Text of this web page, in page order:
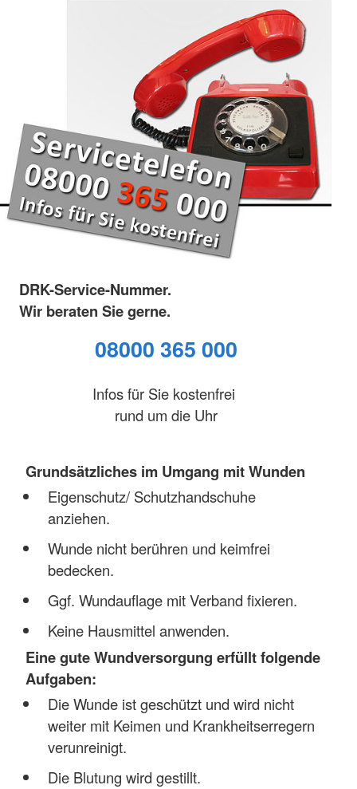
DRK-Service-Nummer.
Wir beraten Sie gerne.
08000 365 000
Infos für Sie kostenfrei
rund um die Uhr
Grundsätzliches im Umgang mit Wunden
Eigenschutz/ Schutzhandschuhe
anziehen.
Wunde nicht berühren und keimfrei
bedecken.
Ggf. Wundauflage mit Verband fixieren.
Keine Hausmittel anwenden.
Eine gute Wundversorgung erfüllt folgende
Aufgaben:
Die Wunde ist geschützt und wird nicht
weiter mit Keimen und Krankheitserregern
verunreinigt.
Die Blutung wird gestillt.